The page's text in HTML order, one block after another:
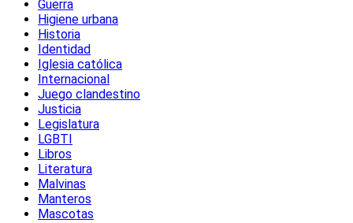
Guerra
Higiene urbana
Historia
Identidad
Iglesia católica
Internacional
Juego clandestino
Justicia
Legislatura
LGBTI
Libros
Literatura
Malvinas
Manteros
Mascotas